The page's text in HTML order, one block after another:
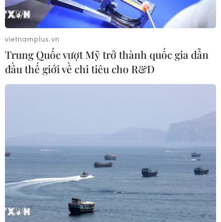
Điểm chuẩn Trường Đại học
Phenikaa dao động từ 18 đến 27 điểm
Hơn 40 sáng kiến thanh niên hội tụ
Đà Nẵng mở rộng tìm kiếm 2 nạn
nhân mất tích sau vụ sóng cuốn ở
Mũi Nghê
09/08/2026 08:59
Ngành nào dẫn đầu số điểm của
vietnamplus.vn
Trung Quốc vượt Mỹ trở thành quốc gia dẫn
đầu thế giới về chi tiêu cho R&D